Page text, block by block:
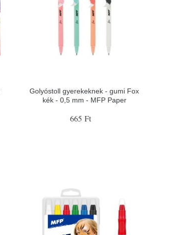
Golyóstoll gyerekeknek - gumi Fox
kék - 0,5 mm - MFP Paper
665 Ft